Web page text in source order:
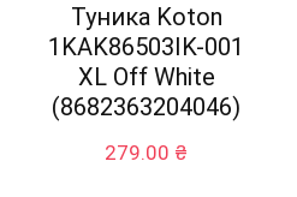
Туника Koton
1KAK86503IK-001
XL Off White
(8682363204046)
279.00 ₴